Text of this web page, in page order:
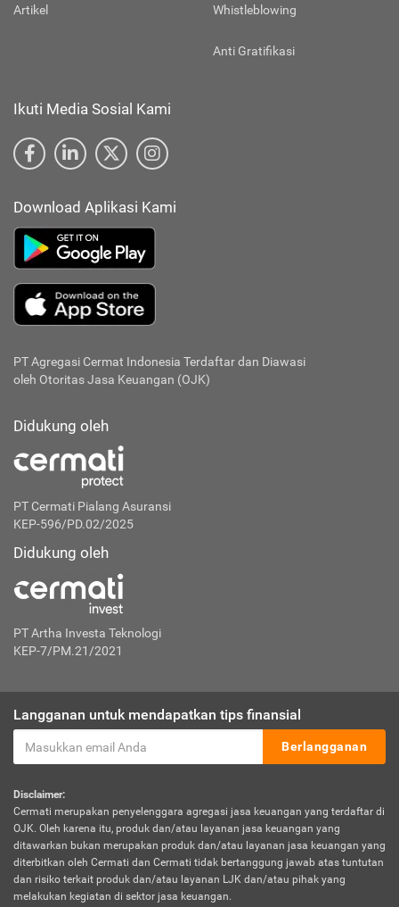
Artikel Whistleblowing
Anti Gratifikasi
Ikuti Media Sosial Kami
Download Aplikasi Kami
PT Agregasi Cermat Indonesia Terdaftar dan Diawasi
oleh Otoritas Jasa Keuangan (OJK)
Didukung oleh
PT Cermati Pialang Asuransi
KEP-596/PD.02/2025
Didukung oleh
PT Artha Investa Teknologi
KEP-7/PM.21/2021
Langganan untuk mendapatkan tips finansial
Berlangganan
Disclaimer:
Cermati merupakan penyelenggara agregasi jasa keuangan yang terdaftar di
OJK. Oleh karena itu, produk dan/atau layanan jasa keuangan yang
ditawarkan bukan merupakan produk dan/atau layanan jasa keuangan yang
diterbitkan oleh Cermati dan Cermati tidak bertanggung jawab atas tuntutan
dan risiko terkait produk dan/atau layanan LJK dan/atau pihak yang
melakukan kegiatan di sektor jasa keuangan.